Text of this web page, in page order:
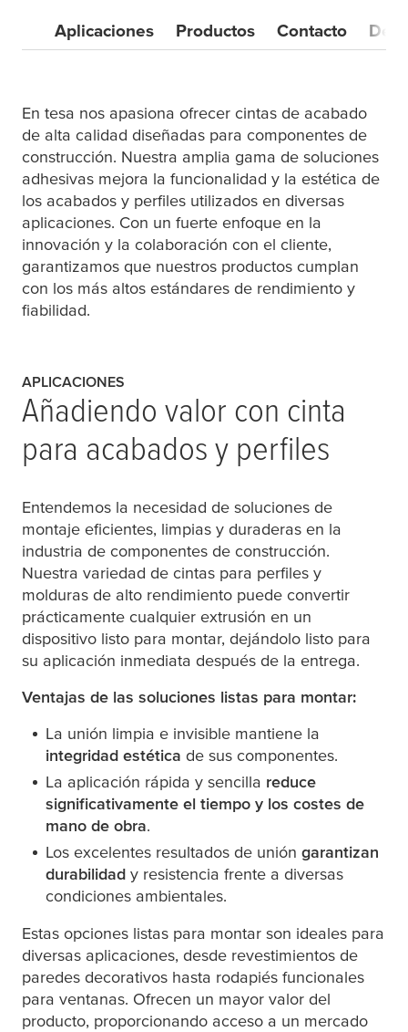
Aplicaciones Productos Contacto
En tesa nos apasiona ofrecer cintas de acabado
de alta calidad diseñadas para componentes de
construcción. Nuestra amplia gama de soluciones
adhesivas mejora la funcionalidad y la estética de
los acabados y perfiles utilizados en diversas
aplicaciones. Con un fuerte enfoque en la
innovación y la colaboración con el cliente,
garantizamos que nuestros productos cumplan
con los más altos estándares de rendimiento y
fiabilidad.
APLICACIONES
Añadiendo valor con cinta
para acabados y perfiles
Entendemos la necesidad de soluciones de
montaje eficientes, limpias y duraderas en la
industria de componentes de construcción.
Nuestra variedad de cintas para perfiles y
molduras de alto rendimiento puede convertir
prácticamente cualquier extrusión en un
dispositivo listo para montar, dejándolo listo para
su aplicación inmediata después de la entrega.
Ventajas de las soluciones listas para montar:
La unión limpia e invisible mantiene la
integridad estética de sus componentes.
La aplicación rápida y sencilla reduce
significativamente el tiempo y los costes de
mano de obra.
Los excelentes resultados de unión garantizan
durabilidad y resistencia frente a diversas
condiciones ambientales.
Estas opciones listas para montar son ideales para
diversas aplicaciones, desde revestimientos de
paredes decorativos hasta rodapiés funcionales
para ventanas. Ofrecen un mayor valor del
producto, proporcionando acceso a un mercado